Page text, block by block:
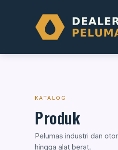
KATALOG
Produk
Pelumas industri dan
hingga alat berat.